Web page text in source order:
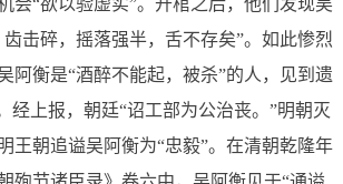
齿击碎，摇落强半，舌不存矣”。如此惨烈
阿衡是“酒醉不能起，被杀”的人，见到遗
经上报，朝廷“诏工部为公治丧。”明朝灭
王朝追谥吴阿衡为“忠毅”。在清朝乾隆年